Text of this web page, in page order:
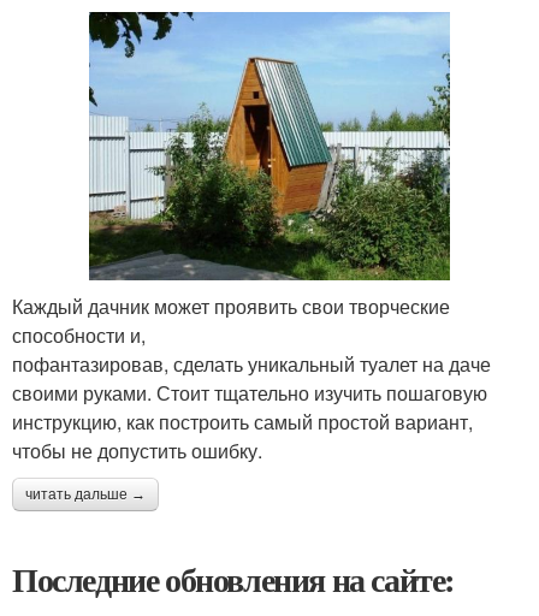
Каждый дачник может проявить свои творческие
способности и,
пофантазировав, сделать уникальный туалет на даче
своими руками. Стоит тщательно изучить пошаговую
инструкцию, как построить самый простой вариант,
чтобы не допустить ошибку.
читать дальше →
Последние обновления на сайте: